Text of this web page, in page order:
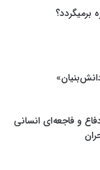
برمیگردد؟
و فاجعه‌ای انسانی